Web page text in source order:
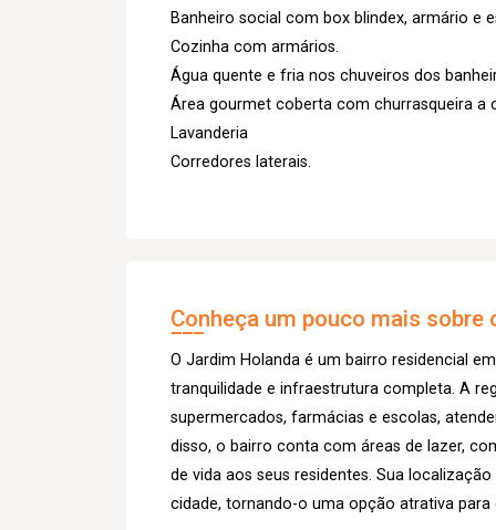
Banheiro social com box blindex, armário e
Cozinha com armários.
Água quente e fria nos chuveiros dos
Área gourmet coberta com churrasqueira a
Lavanderia
Corredores laterais.
Conheça um pouco mais sobre
O Jardim Holanda é um bairro residencial
tranquilidade e infraestrutura completa. A
supermercados, farmácias e escolas,
disso, o bairro conta com áreas de lazer,
de vida aos seus residentes. Sua
cidade, tornando-o uma opção atrativa